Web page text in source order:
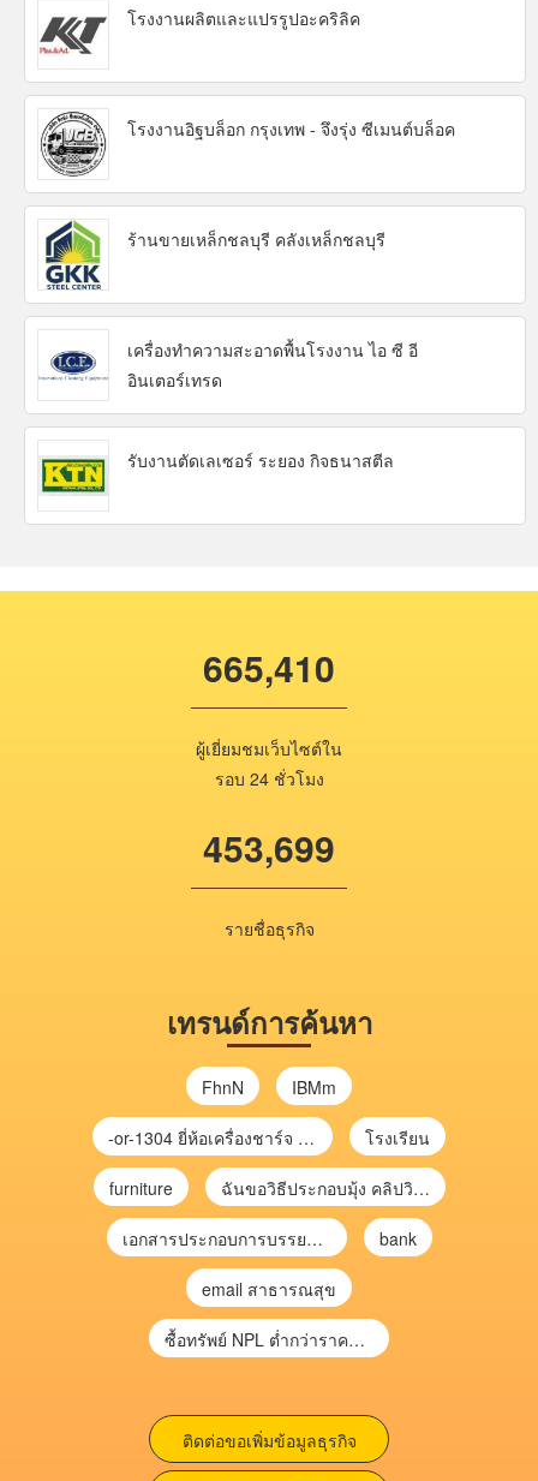
โรงงานผลิตและแปรรูปอะคริลิค
โรงงานอิฐบล็อก กรุงเทพ - จึงรุ่ง ซีเมนต์บล็อค
ร้านขายเหล็กชลบุรี คลังเหล็กชลบุรี
เครื่องทำความสะอาดพื้นโรงงาน ไอ ซี อี
อินเตอร์เทรด
รับงานตัดเลเซอร์ ระยอง กิจธนาสตีล
665,410
ผู้เยี่ยมชมเว็บไซต์ใน
รอบ 24 ชั่วโมง
453,699
รายชื่อธุรกิจ
เทรนด์การค้นหา
FhnN IBMm
-or-1304 ยี่ห้อเครื่องชาร์จ chargecore โรงเรียน
furniture ฉันขอวิธีประกอบมุ้ง คลิปวิดีโอ การประกอบมุ้ง
เอกสารประกอบการบรรยาย การประเมินความเสี่ยงเพื่อวางแผนการตรวจสอบ \ bank
email สาธารณสุข
ซื้อทรัพย์ NPL ต่ำกว่าราคาตลาด 30-70% แบบไม่ต้องไปประมูล”
ติดต่อขอเพิ่มข้อมูลธุรกิจ